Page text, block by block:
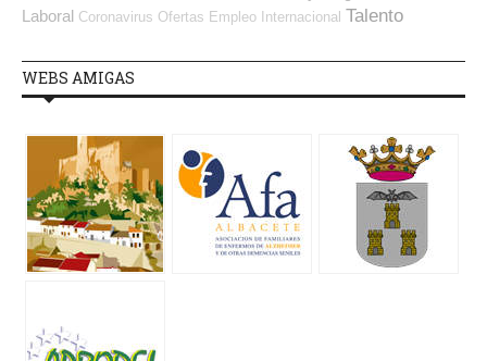
Laboral Coronavirus Ofertas Empleo Internacional Talento
WEBS AMIGAS